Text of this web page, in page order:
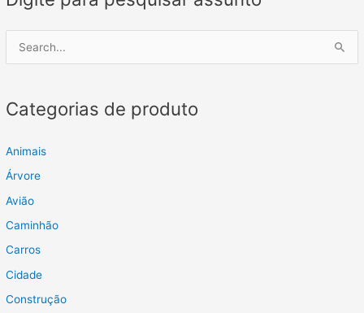
e
q
i
s
r
:
Categorias de produto
Animais
Árvore
Avião
Caminhão
Carros
Cidade
Construção